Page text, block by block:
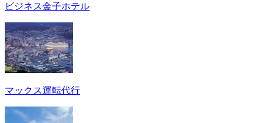
ビジネス金子ホテル
マックス運転代行